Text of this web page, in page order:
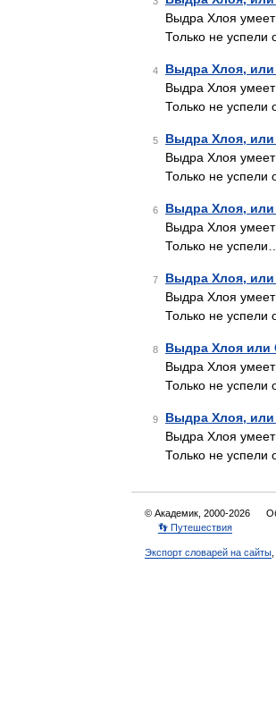
Выдра Хлоя
Только не
4 Выдра Хлоя, или
Выдра Хлоя
Только не
5 Выдра Хлоя, или
Выдра Хлоя
Только не
6 Выдра Хлоя, или
Выдра Хлоя
Только не
7 Выдра Хлоя, или
Выдра Хлоя
Только не
8 Выдра Хлоя или
Выдра Хлоя
Только не
9 Выдра Хлоя, или
Выдра Хлоя
Только не успели
© Академик, 2000-2026
👣 Путешествия
Экспорт словарей на сайты